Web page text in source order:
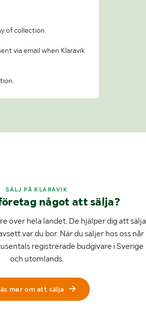
of collection.
via email when Klaravik
SÄLJ PÅ KLARAVIK
något att sälja?
över hela landet. De hjälper dig att sälja
var du bor. När du säljer hos oss når
registrerade budgivare i Sverige
och utomlands.
mer om att sälja